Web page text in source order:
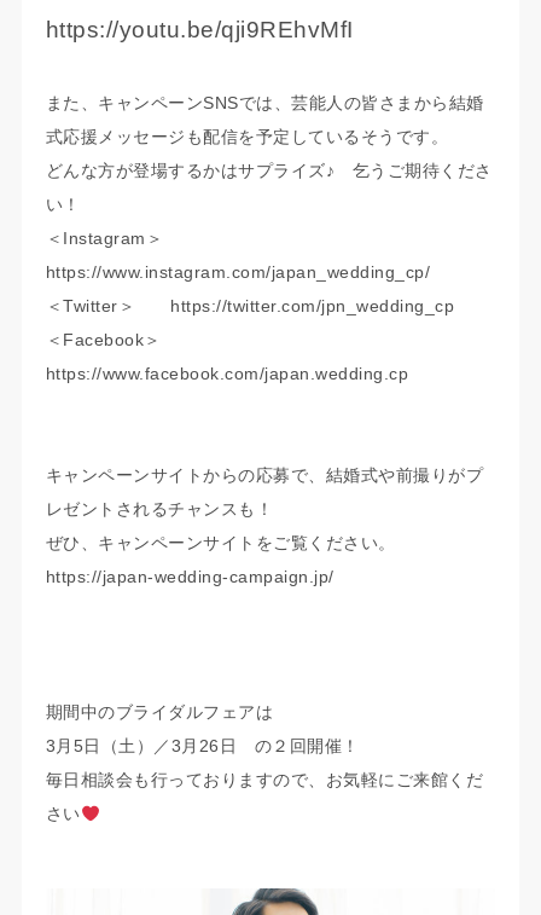
https://youtu.be/qji9REhvMfI
また、キャンペーンSNSでは、芸能人の皆さまから結婚
式応援メッセージも配信を予定しているそうです。
どんな方が登場するかはサプライズ♪ 乞うご期待くださ
い！
＜Instagram＞
https://www.instagram.com/japan_wedding_cp/
＜Twitter＞ https://twitter.com/jpn_wedding_cp
＜Facebook＞
https://www.facebook.com/japan.wedding.cp
キャンペーンサイトからの応募で、結婚式や前撮りがプ
レゼントされるチャンスも！
ぜひ、キャンペーンサイトをご覧ください。
https://japan-wedding-campaign.jp/
期間中のブライダルフェアは
3月5日（土）／3月26日 の２回開催！
毎日相談会も行っておりますので、お気軽にご来館くだ
さい